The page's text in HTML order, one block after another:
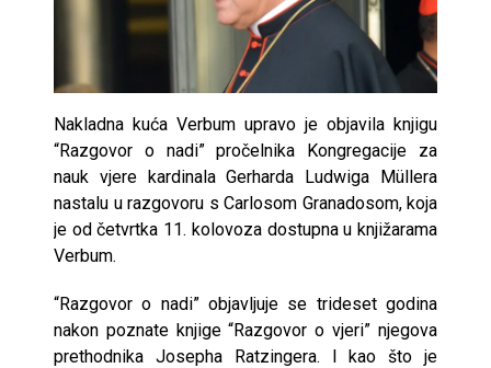
Nakladna kuća Verbum upravo je objavila knjigu
“Razgovor o nadi” pročelnika Kongregacije za
nauk vjere kardinala Gerharda Ludwiga Müllera
nastalu u razgovoru s Carlosom Granadosom, koja
je od četvrtka 11. kolovoza dostupna u knjižarama
Verbum.
“Razgovor o nadi” objavljuje se trideset godina
nakon poznate knjige “Razgovor o vjeri” njegova
prethodnika Josepha Ratzingera. I kao što je